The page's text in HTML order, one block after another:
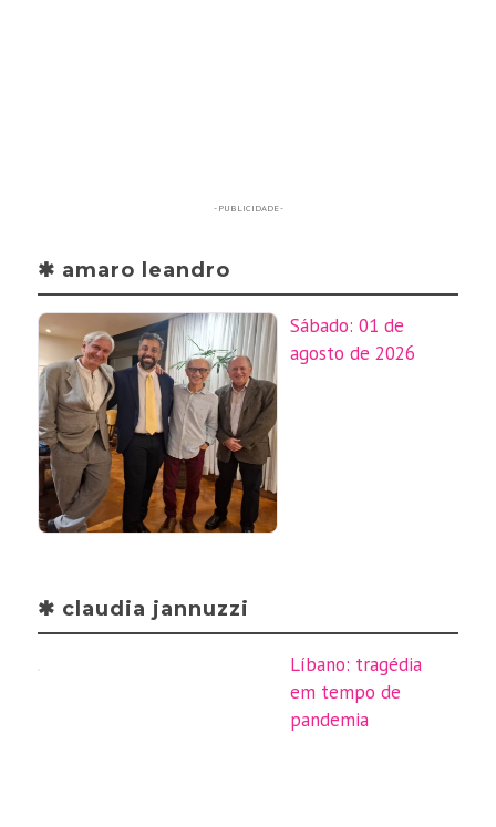
- PUBLICIDADE -
✱ amaro leandro
Sábado: 01 de
agosto de 2026
✱ claudia jannuzzi
Líbano: tragédia
em tempo de
pandemia